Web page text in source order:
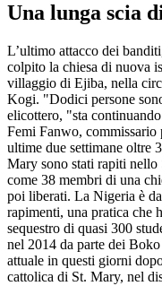
Una lunga scia
L’ultimo attacco dei
colpito la chiesa di nuova
villaggio di Ejiba, nella
Kogi. "Dodici persone
elicottero, "sta
Femi Fanwo,
ultime due settimane oltre
Mary sono stati rapiti nello
come 38 membri di una
poi liberati. La Nigeria è
rapimenti, una pratica che
sequestro di quasi 300
nel 2014 da parte dei
attuale in questi giorni
cattolica di St. Mary, nel